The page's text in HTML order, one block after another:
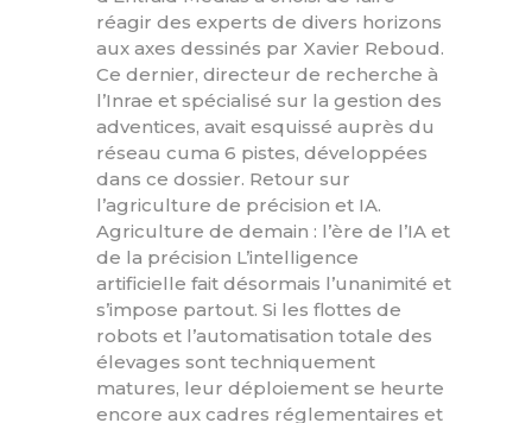
réagir des experts de divers horizons
aux axes dessinés par Xavier Reboud.
Ce dernier, directeur de recherche à
l’Inrae et spécialisé sur la gestion des
adventices, avait esquissé auprès du
réseau cuma 6 pistes, développées
dans ce dossier. Retour sur
l’agriculture de précision et IA.
Agriculture de demain : l’ère de l’IA et
de la précision L’intelligence
artificielle fait désormais l’unanimité et
s’impose partout. Si les flottes de
robots et l’automatisation totale des
élevages sont techniquement
matures, leur déploiement se heurte
encore aux cadres réglementaires et